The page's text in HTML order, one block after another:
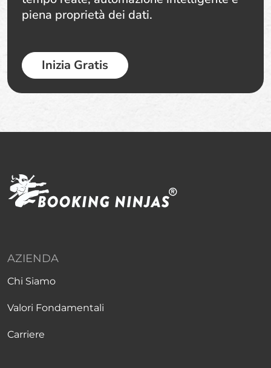
piena proprietà dei dati.
Inizia Gratis
AZIENDA
Chi Siamo
Valori Fondamentali
Carriere